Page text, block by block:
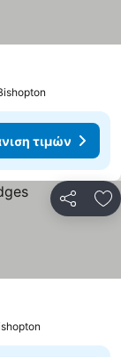
τιμών